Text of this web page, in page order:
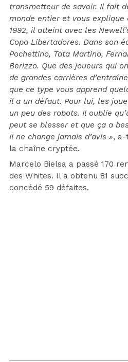
transmetteur de savoir. Il fait
monde entier et vous explique
1992, il atteint avec les
Copa Libertadores. Dans son
Pochettino, Tata Martino,
Berizzo. Que des joueurs qui
de grandes carrières
que ce type vous apprend
il a un défaut. Pour lui, les
un peu des robots. Il oublie
peut se blesser et que ça a
Il ne change jamais d’avis », a-
la chaîne cryptée.
Marcelo Bielsa a passé 170
des Whites. Il a obtenu 81
concédé 59 défaites.